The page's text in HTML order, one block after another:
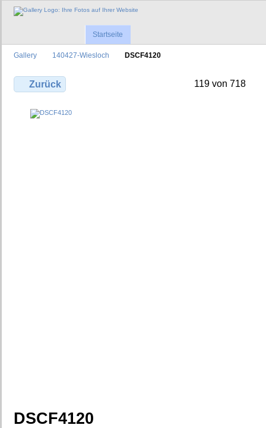
Startseite
Gallery 140427-Wiesloch DSCF4120
Zurück 119 von 718
DSCF4120